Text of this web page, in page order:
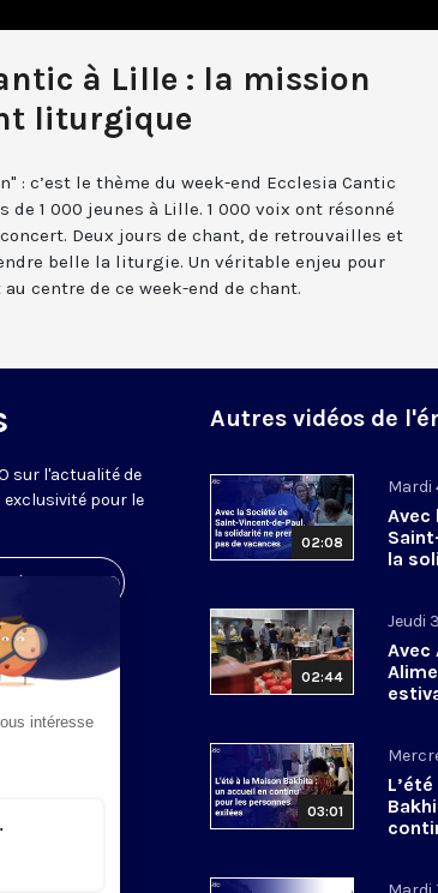
à Lille : la mission
liturgique
: c’est le thème du week-end Ecclesia Cantic
de 1 000 jeunes à Lille. 1 000 voix ont résonné
Deux jours de chant, de retrouvailles et
belle la liturgie. Un véritable enjeu pour
centre de ce week-end de chant.
sur l'actualité de
exclusivité pour le
Autres vidéos de
02:08
Mardi
Avec
la
02:44
Jeudi
Avec
03:01